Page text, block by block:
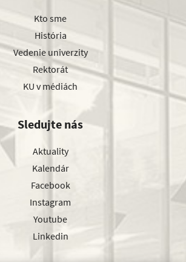
Kto sme
História
Vedenie univerzity
Rektorát
KU v médiách
Sledujte nás
Aktuality
Kalendár
Facebook
Instagram
Youtube
Linkedin